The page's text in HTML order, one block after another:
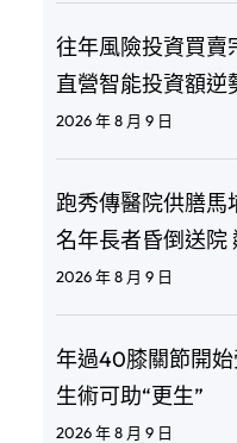
往年風險投資買賣
直營智能投資額逆
2026 年 8 月 9 日
跑秀傳醫院供膳馬
名年長者昏倒送院
2026 年 8 月 9 日
年過40膝關節開
生術可助“更生”
2026 年 8 月 9 日